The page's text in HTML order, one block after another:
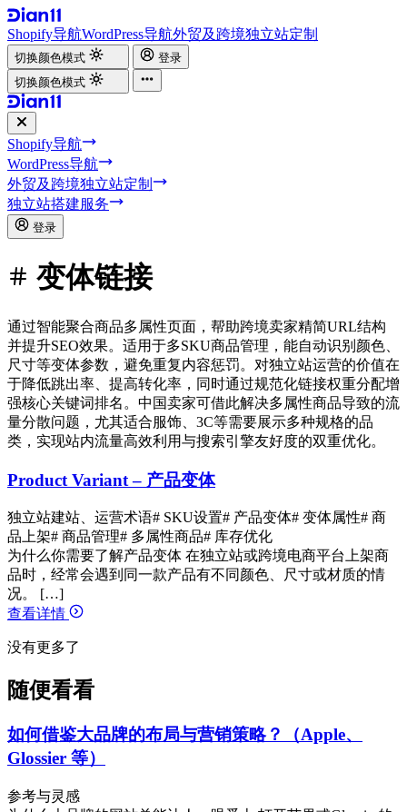
Shopify导航WordPress导航外贸及跨境独立站定制
切换颜色模式
登录
切换颜色模式
Shopify导航
WordPress导航
外贸及跨境独立站定制
独立站搭建服务
登录
变体链接
通过智能聚合商品多属性页面，帮助跨境卖家精简URL结构
并提升SEO效果。适用于多SKU商品管理，能自动识别颜色、
尺寸等变体参数，避免重复内容惩罚。对独立站运营的价值在
于降低跳出率、提高转化率，同时通过规范化链接权重分配增
强核心关键词排名。中国卖家可借此解决多属性商品导致的流
量分散问题，尤其适合服饰、3C等需要展示多种规格的品
类，实现站内流量高效利用与搜索引擎友好度的双重优化。
Product Variant – 产品变体
独立站建站、运营术语# SKU设置# 产品变体# 变体属性# 商
品上架# 商品管理# 多属性商品# 库存优化
为什么你需要了解产品变体 在独立站或跨境电商平台上架商
品时，经常会遇到同一款产品有不同颜色、尺寸或材质的情
况。 […]
查看详情
没有更多了
随便看看
如何借鉴大品牌的布局与营销策略？（Apple、
Glossier 等）
参考与灵感